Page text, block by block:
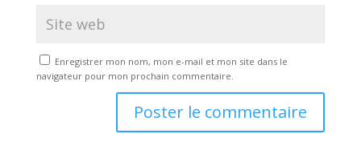
Enregistrer mon nom, mon e-mail et mon site dans le
navigateur pour mon prochain commentaire.